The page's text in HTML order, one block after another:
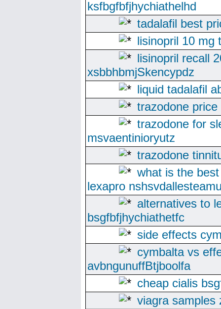
ksfbgfbfjhychiathelhd
tadalafil best
lisinopril 10 mg
lisinopril recall
xsbbhbmjSkencypdz
liquid tadalafil
trazodone
trazodone for
msvaentinioryutz
trazodone
what is the
lexapro
alternatives to
bsgfbfjhychiathetfc
side effects
cymbalta vs
avbngunuffBtjboolfa
cheap cialis
viagra samples